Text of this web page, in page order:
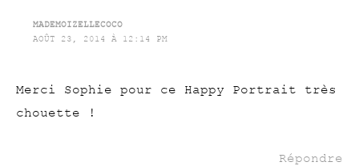
MADEMOIZELLECOCO
AOÛT 23, 2014 À 12:14 PM
Merci Sophie pour ce Happy Portrait très
chouette !
Répondre